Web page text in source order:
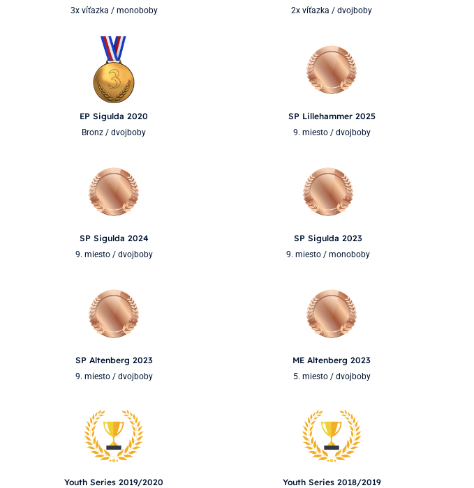
3x víťazka / monoboby
EP Sigulda 2020
Bronz / dvojboby
SP Sigulda 2024
9. miesto / dvojboby
SP Altenberg 2023
9. miesto / dvojboby
Youth Series 2019/2020
2x víťazka / dvojboby
SP Lillehammer 2025
9. miesto / dvojboby
SP Sigulda 2023
9. miesto / monoboby
ME Altenberg 2023
5. miesto / dvojboby
Youth Series 2018/2019